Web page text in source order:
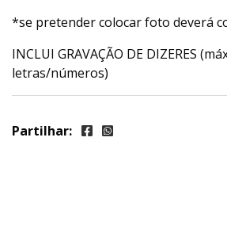
*se pretender colocar foto deverá
INCLUI GRAVAÇÃO DE DIZERES
letras/números)
Partilhar: